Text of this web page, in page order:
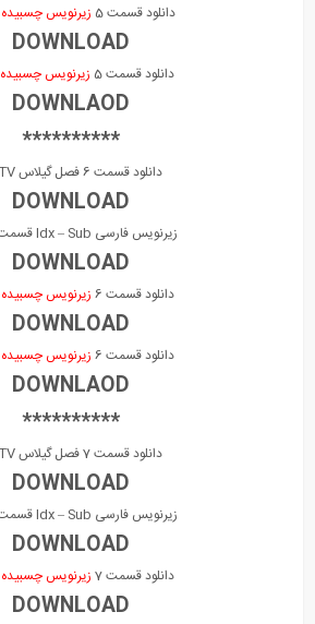
دانلود قسمت 5 زیرنویس چسبیده
DOWNLOAD
دانلود قسمت 5 زیرنویس چسبیده
DOWNLAOD
**********
دانلود قسمت 6 فصل گیلاس HDTV
DOWNLOAD
زیرنویس فارسی Idx – Sub قسمت ششم
DOWNLOAD
دانلود قسمت 6 زیرنویس چسبیده
DOWNLOAD
دانلود قسمت 6 زیرنویس چسبیده
DOWNLAOD
**********
دانلود قسمت 7 فصل گیلاس HDTV
DOWNLOAD
زیرنویس فارسی Idx – Sub قسمت هفتم
DOWNLOAD
دانلود قسمت 7 زیرنویس چسبیده
DOWNLOAD